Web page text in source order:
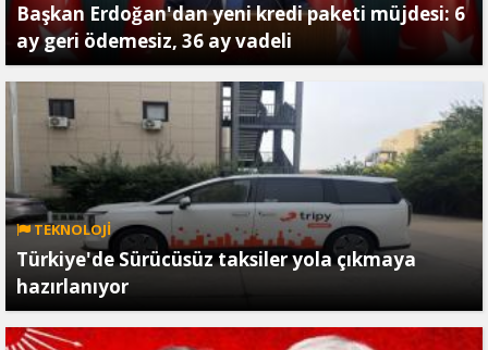
Başkan Erdoğan'dan yeni kredi paketi müjdesi: 6
ay geri ödemesiz, 36 ay vadeli
TEKNOLOJİ
Türkiye'de Sürücüsüz taksiler yola çıkmaya
hazırlanıyor